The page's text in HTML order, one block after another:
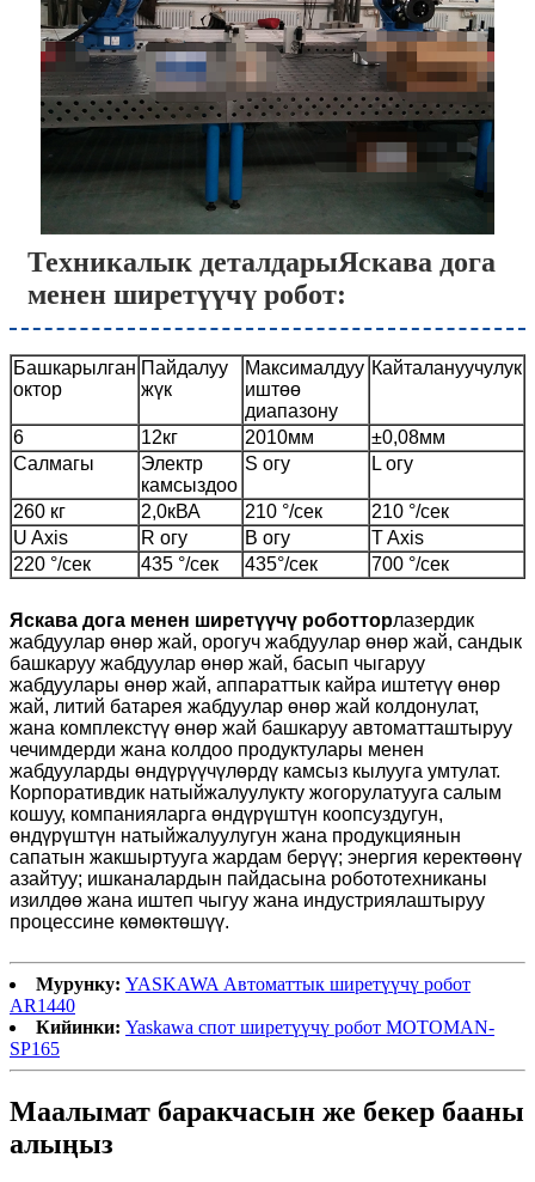
Техникалык деталдарыЯскава дога
менен ширетүүчү робот:
Башкарылган
октор
Пайдалуу
жүк
Максималдуу
иштөө
диапазону
Кайталануучулук
6 12кг 2010мм
±0,08мм
Салмагы
Электр
камсыздоо
S огу L огу
260 кг 2,0кВА 210 °/сек
210 °/сек
U Axis
R огу B огу
T Axis
220 °/сек
435 °/сек 435°/сек 700 °/сек
Яскава дога менен ширетүүчү роботторлазердик
жабдуулар өнөр жай, орогуч жабдуулар өнөр жай, сандык
башкаруу жабдуулар өнөр жай, басып чыгаруу
жабдуулары өнөр жай, аппараттык кайра иштетүү өнөр
жай, литий батарея жабдуулар өнөр жай колдонулат,
жана комплекстүү өнөр жай башкаруу автоматташтыруу
чечимдерди жана колдоо продуктулары менен
жабдууларды өндүрүүчүлөрдү камсыз кылууга умтулат.
Корпоративдик натыйжалуулукту жогорулатууга салым
кошуу, компанияларга өндүрүштүн коопсуздугун,
өндүрүштүн натыйжалуулугун жана продукциянын
сапатын жакшыртууга жардам берүү; энергия керектөөнү
азайтуу; ишканалардын пайдасына робототехниканы
изилдөө жана иштеп чыгуу жана индустриялаштыруу
процессине көмөктөшүү.
Мурунку: YASKAWA Автоматтык ширетүүчү робот
AR1440
Кийинки: Yaskawa спот ширетүүчү робот MOTOMAN-
SP165
Маалымат баракчасын же бекер бааны
алыңыз